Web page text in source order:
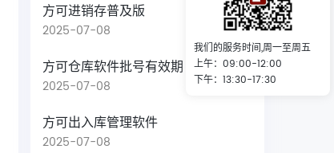
方可进销存普及版
2025-07-08
方可仓库软件批号有效期
2025-07-08
方可出入库管理软件
2025-07-08
我们的服务时间,周一至周五
上午：09:00-12:00
下午：13:30-17:30